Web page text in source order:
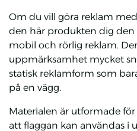
Om du vill göra reklam
den här produkten dig den
mobil och rörlig reklam.
uppmärksamhet mycket
statisk reklamform som
på en vägg.
Materialen är utformade
att flaggan kan användas i